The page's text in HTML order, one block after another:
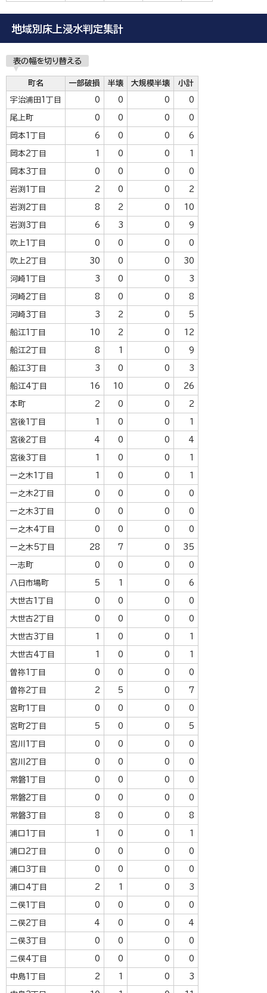
地域別床上浸水判定集計
表の幅を切り替える
町名 一部破損 半壊 大規模半壊 小計
宇治浦田1丁目 0 0 0 0
尾上町 0 0 0 0
岡本1丁目 6 0 0 6
岡本2丁目 0 0
岡本3丁目 0 0 0 0
岩渕1丁目 2 0 0 2
岩渕2丁目 8 2 0 10
岩渕3丁目 6 3 0 9
吹上1丁目 0 0 0 0
吹上2丁目 30 0 0 30
河崎1丁目 3 0 0 3
河崎2丁目 8 0 0 8
河崎3丁目 3 2 0 5
船江1丁目 10 2 0 12
船江2丁目 8 0 9
船江3丁目 3 0 0 3
船江4丁目 16 10 0 26
本町 2 0 0 2
宮後1丁目 0 0
宮後2丁目 4 0 0 4
宮後3丁目 0 0
一之木1丁目 0 0
一之木2丁目 0 0 0 0
一之木3丁目 0 0 0 0
一之木4丁目 0 0 0 0
一之木5丁目 28 7 0 35
一志町 0 0 0 0
八日市場町 5 0 6
大世古1丁目 0 0 0 0
大世古2丁目 0 0 0 0
大世古3丁目 0 0
大世古4丁目 0 0
曽祢1丁目 0 0 0 0
曽祢2丁目 2 5 0 7
宮町1丁目 0 0 0 0
宮町2丁目 5 0 0 5
宮川1丁目 0 0 0 0
宮川2丁目 0 0 0 0
常磐1丁目 0 0 0 0
常磐2丁目 0 0 0 0
常磐3丁目 8 0 0 8
浦口1丁目 0 0
浦口2丁目 0 0 0 0
浦口3丁目 0 0 0 0
浦口4丁目 2 0 3
二俣1丁目 0 0 0 0
二俣2丁目 4 0 0 4
二俣3丁目 0 0 0 0
二俣4丁目 0 0 0 0
中島1丁目 2 0 3